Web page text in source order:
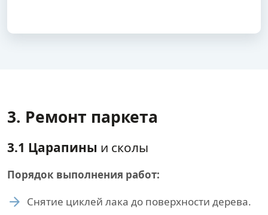
3. Ремонт паркета
3.1 Царапины и сколы
Порядок выполнения работ:
Снятие циклей лака до поверхности дерева.